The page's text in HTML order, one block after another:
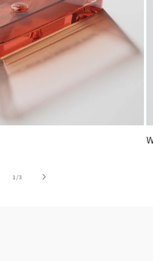
1/von
3